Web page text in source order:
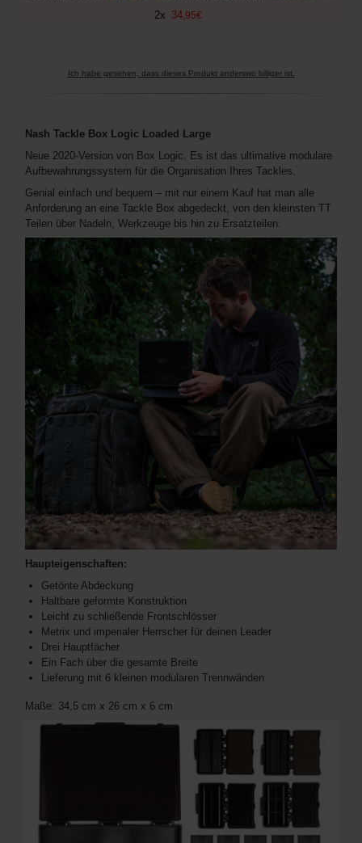
2x 34 95€
Ich habe gesehen, dass dieses Produkt anderswo billiger ist.
Nash Tackle Box Logic Loaded Large
Neue 2020-Version von Box Logic. Es ist das ultimative modulare
Aufbewahrungssystem für die Organisation Ihres Tackles.
Genial einfach und bequem – mit nur einem Kauf hat man alle
Anforderung an eine Tackle Box abgedeckt, von den kleinsten TT
Teilen über Nadeln, Werkzeuge bis hin zu Ersatzteilen.
Haupteigenschaften:
Getönte Abdeckung
Haltbare geformte Konstruktion
Leicht zu schließende Frontschlösser
Metrix und imperialer Herrscher für deinen Leader
Drei Hauptfächer
Ein Fach über die gesamte Breite
Lieferung mit 6 kleinen modularen Trennwänden
Maße: 34,5 cm x 26 cm x 6 cm